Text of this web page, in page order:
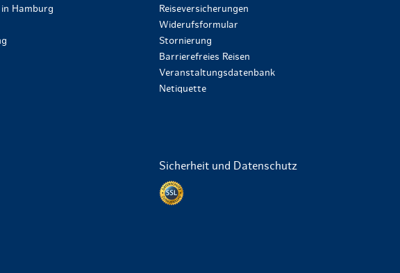
Hamburg
Reiseversicherungen
Widerufsformular
Stornierung
Barrierefreies Reisen
Veranstaltungsdatenbank
Netiquette
Sicherheit und Datenschutz